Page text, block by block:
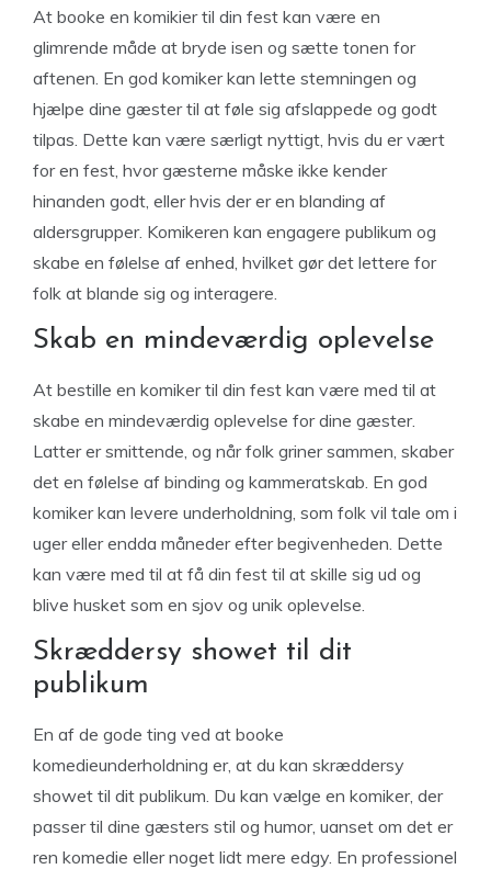
At booke en komikier til din fest kan være en
glimrende måde at bryde isen og sætte tonen for
aftenen. En god komiker kan lette stemningen og
hjælpe dine gæster til at føle sig afslappede og godt
tilpas. Dette kan være særligt nyttigt, hvis du er vært
for en fest, hvor gæsterne måske ikke kender
hinanden godt, eller hvis der er en blanding af
aldersgrupper. Komikeren kan engagere publikum og
skabe en følelse af enhed, hvilket gør det lettere for
folk at blande sig og interagere.
Skab en mindeværdig oplevelse
At bestille en komiker til din fest kan være med til at
skabe en mindeværdig oplevelse for dine gæster.
Latter er smittende, og når folk griner sammen, skaber
det en følelse af binding og kammeratskab. En god
komiker kan levere underholdning, som folk vil tale om i
uger eller endda måneder efter begivenheden. Dette
kan være med til at få din fest til at skille sig ud og
blive husket som en sjov og unik oplevelse.
Skræddersy showet til dit
publikum
En af de gode ting ved at booke
komedieunderholdning er, at du kan skræddersy
showet til dit publikum. Du kan vælge en komiker, der
passer til dine gæsters stil og humor, uanset om det er
ren komedie eller noget lidt mere edgy. En professionel